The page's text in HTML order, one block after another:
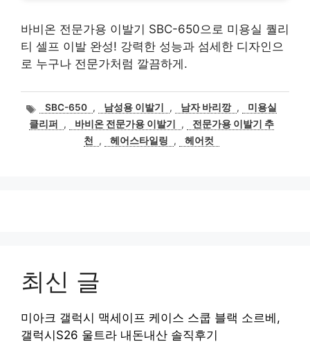
바비온 전문가용 이발기 SBC-650으로 미용실 퀄리
티 셀프 이발 완성! 강력한 성능과 섬세한 디자인으
로 누구나 전문가처럼 깔끔하게.
태
그
SBC-650 , 남성용 이발기 , 남자 바리깡 ,
미용실
클리퍼
, 바비온 전문가용 이발기 ,
전문가용 이발기 추
천
, 헤어스타일링 , 헤어컷
최신 글
미아크 갤럭시 맥세이프 케이스 스쿱 블랙 소르베,
갤럭시S26 울트라 내돈내산 솔직후기